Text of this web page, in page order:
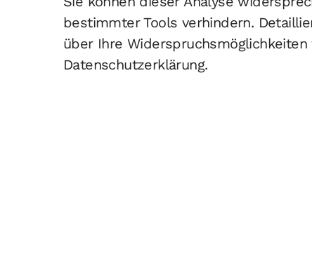
bestimmter Tools verhindern.
über Ihre
Datenschutzerklärung.